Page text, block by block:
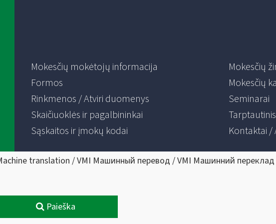
Mokesčių mokėtojų informacija
Formos
Rinkmenos / Atviri duomenys
Skaičiuoklės ir pagalbininkai
Sąskaitos ir įmokų kodai
Mokesčių
Mokesčių
Seminarai
Kontaktai /
translation / VMI Машинный перевод / VMI Машинний переклад
Paieška